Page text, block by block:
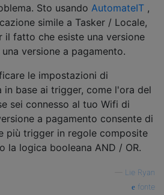
Sto usando AutomateIT ,
simile a Tasker / Locale,
il fatto che esiste una versione
versione a pagamento.
le impostazioni di
in base ai trigger, come l'ora del
sei connesso al tuo Wifi di
a pagamento consente di
più trigger in regole composite
la logica booleana AND / OR.
Lie Ryan
fonte